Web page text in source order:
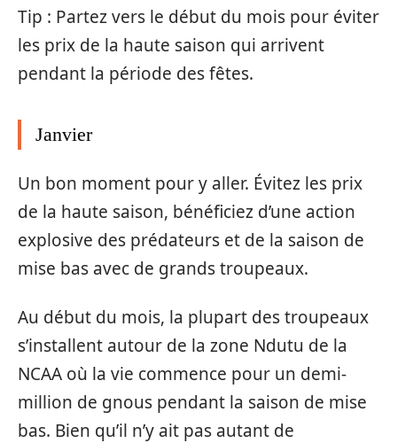
Tip : Partez vers le début du mois pour éviter
les prix de la haute saison qui arrivent
pendant la période des fêtes.
Janvier
Un bon moment pour y aller. Évitez les prix
de la haute saison, bénéficiez d’une action
explosive des prédateurs et de la saison de
mise bas avec de grands troupeaux.
Au début du mois, la plupart des troupeaux
s’installent autour de la zone Ndutu de la
NCAA où la vie commence pour un demi-
million de gnous pendant la saison de mise
bas. Bien qu’il n’y ait pas autant de